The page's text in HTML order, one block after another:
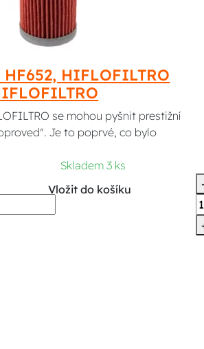
HIFLOFILTRO
se mohou pyšnit prestižní
Je to poprvé, co bylo
Skladem 3 ks
Vložit do košíku